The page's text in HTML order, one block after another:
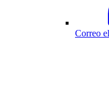
Correo